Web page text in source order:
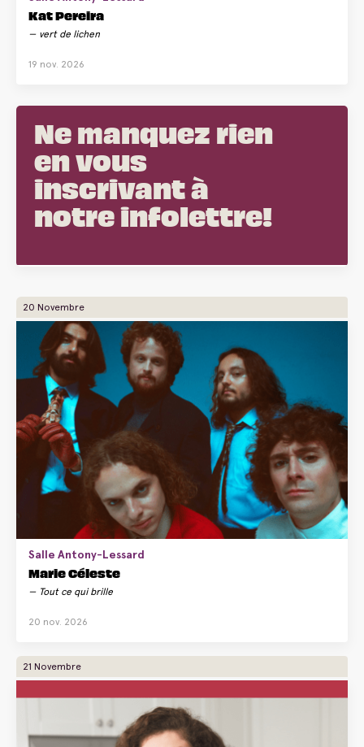
Kat Pereira
vert de lichen
19 nov. 2026
Ne manquez rien
en vous
inscrivant à
notre infolettre!
20 Novembre
Salle Antony-Lessard
Marie Céleste
Tout ce qui brille
20 nov. 2026
21 Novembre